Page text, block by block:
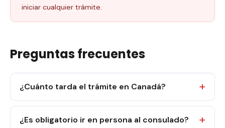
iniciar cualquier trámite.
Preguntas frecuentes
¿Cuánto tarda el trámite en Canadá?
¿Es obligatorio ir en persona al consulado?